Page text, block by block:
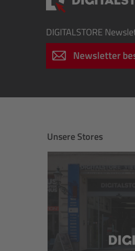
DIGITALSTORE
Newsletter
Unsere Stores